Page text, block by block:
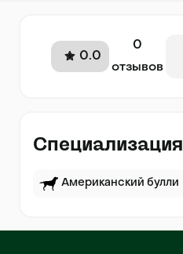
0.0
0
отзывов
Специализация
Американский булли